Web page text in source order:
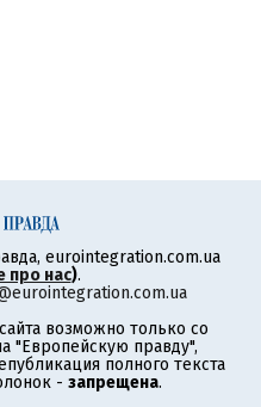
eurointegration.com.ua
про нас).
возможно только со
"Европейскую правду",
полного текста
- запрещена.